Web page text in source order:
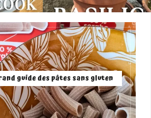
guide des pâtes sans gluten